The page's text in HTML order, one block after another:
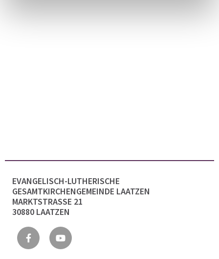
EVANGELISCH-LUTHERISCHE
GESAMTKIRCHENGEMEINDE LAATZEN
MARKTSTRASSE 21
30880 LAATZEN